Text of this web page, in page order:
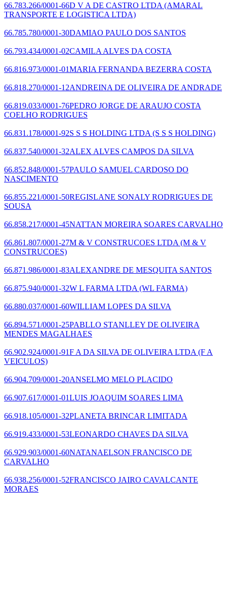
66.783.266/0001-66D V A DE CASTRO LTDA (AMARAL
TRANSPORTE E LOGISTICA LTDA)
66.785.780/0001-30DAMIAO PAULO DOS SANTOS
66.793.434/0001-02CAMILA ALVES DA COSTA
66.816.973/0001-01MARIA FERNANDA BEZERRA COSTA
66.818.270/0001-12ANDREINA DE OLIVEIRA DE ANDRADE
66.819.033/0001-76PEDRO JORGE DE ARAUJO COSTA
COELHO RODRIGUES
66.831.178/0001-92S S S HOLDING LTDA (S S S HOLDING)
66.837.540/0001-32ALEX ALVES CAMPOS DA SILVA
66.852.848/0001-57PAULO SAMUEL CARDOSO DO
NASCIMENTO
66.855.221/0001-50REGISLANE SONALY RODRIGUES DE
SOUSA
66.858.217/0001-45NATTAN MOREIRA SOARES CARVALHO
66.861.807/0001-27M & V CONSTRUCOES LTDA (M & V
CONSTRUCOES)
66.871.986/0001-83ALEXANDRE DE MESQUITA SANTOS
66.875.940/0001-32W L FARMA LTDA (WL FARMA)
66.880.037/0001-60WILLIAM LOPES DA SILVA
66.894.571/0001-25PABLLO STANLLEY DE OLIVEIRA
MENDES MAGALHAES
66.902.924/0001-91F A DA SILVA DE OLIVEIRA LTDA (F A
VEICULOS)
66.904.709/0001-20ANSELMO MELO PLACIDO
66.907.617/0001-01LUIS JOAQUIM SOARES LIMA
66.918.105/0001-32PLANETA BRINCAR LIMITADA
66.919.433/0001-53LEONARDO CHAVES DA SILVA
66.929.903/0001-60NATANAELSON FRANCISCO DE
CARVALHO
66.938.256/0001-52FRANCISCO JAIRO CAVALCANTE
MORAES